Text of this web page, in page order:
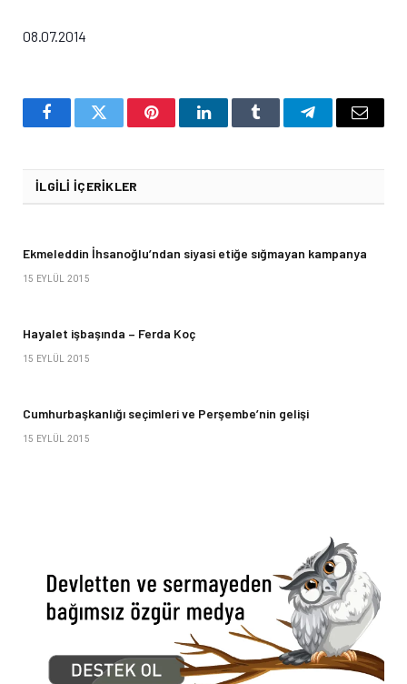
08.07.2014
FacebookTwitter PinterestLinkedInTumblr TelegramEmail
İLGILI İÇERIKLER
Ekmeleddin İhsanoğlu’ndan siyasi etiğe sığmayan kampanya
15 EYLÜL 2015
Hayalet işbaşında – Ferda Koç
15 EYLÜL 2015
Cumhurbaşkanlığı seçimleri ve Perşembe’nin gelişi
15 EYLÜL 2015